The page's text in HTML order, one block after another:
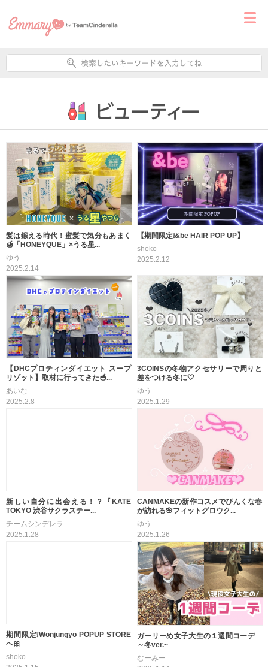
髪は鍛える時代！蜜髪で気分もあまく
🍯「HONEYQUE」×うる星...
ゆう
2025.2.14
【期間限定❕&be HAIR POP UP】
shoko
2025.2.12
【DHCプロティンダイエット スープ
リゾット】取材に行ってきた🥣...
あいな
2025.2.8
3COINSの冬物アクセサリーで周りと
差をつける冬に🤍
ゆう
2025.1.29
新しい自分に出会える！？『KATE
TOKYO 渋谷サクラステー...
チームシンデレラ
2025.1.28
CANMAKEの新作コスメでぴんくな春
が訪れる🌸フィットグロウク...
ゆう
2025.1.26
期間限定❕Wonjungyo POPUP STORE
へ🎀
shoko
ガーリーめ女子大生の１週間コーデ
～冬ver.~
むーみー